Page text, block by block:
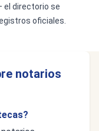
el directorio se
oficiales.
notarios